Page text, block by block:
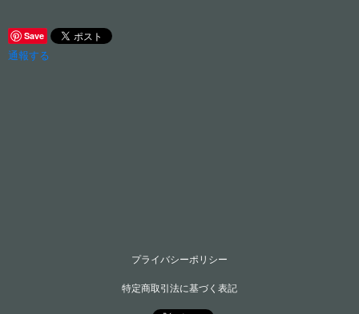
Save
通報する
プライバシーポリシー
特定商取引法に基づく表記